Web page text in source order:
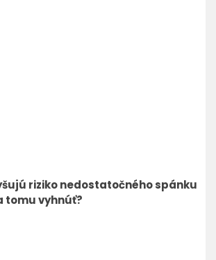
riziko nedostatočného spánku
tomu vyhnúť?